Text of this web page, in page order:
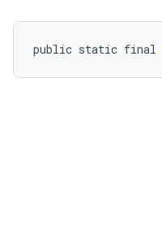
public static final